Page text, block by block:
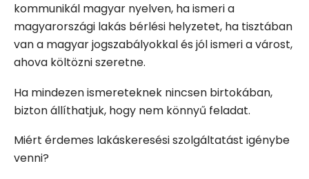
kommunikál magyar nyelven, ha ismeri a
magyarországi lakás bérlési helyzetet, ha tisztában
van a magyar jogszabályokkal és jól ismeri a várost,
ahova költözni szeretne.
Ha mindezen ismereteknek nincsen birtokában,
bizton állíthatjuk, hogy nem könnyű feladat.
Miért érdemes lakáskeresési szolgáltatást igénybe
venni?